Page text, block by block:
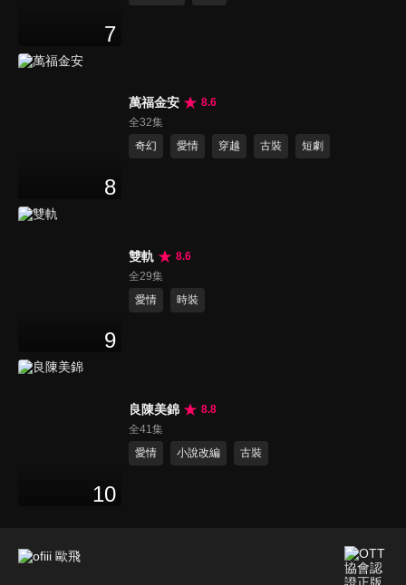
7
8
萬福金安
8.6
全32集
奇幻
愛情 穿越 古裝 短劇
9
雙軌
8.6
全29集
愛情
時裝
10
良陳美錦
8.8
全41集
愛情
小說改編 古裝